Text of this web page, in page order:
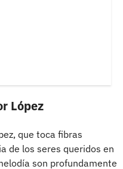
López
que toca fibras
de los seres queridos en
son profundamente